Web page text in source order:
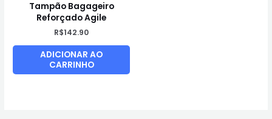
Tampão Bagageiro
Reforçado Agile
R$142.90
ADICIONAR AO
CARRINHO